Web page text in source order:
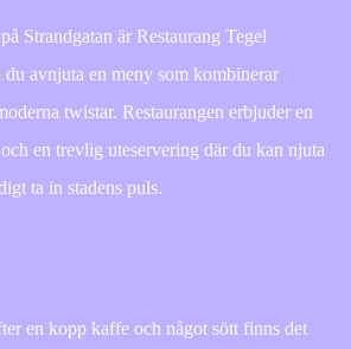
Strandgatan är Restaurang Tegel
avnjuta en meny som kombinerar
twistar. Restaurangen erbjuder en
en trevlig uteservering där du kan njuta
ta in stadens puls.
en kopp kaffe och något sött finns det